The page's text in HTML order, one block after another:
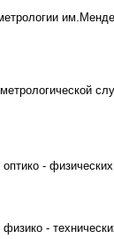
-
-